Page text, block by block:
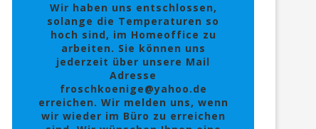
Wir haben uns entschlossen,
solange die Temperaturen so
hoch sind, im Homeoffice zu
arbeiten. Sie können uns
jederzeit über unsere Mail
Adresse
froschkoenige@yahoo.de
erreichen. Wir melden uns, wenn
wir wieder im Büro zu erreichen